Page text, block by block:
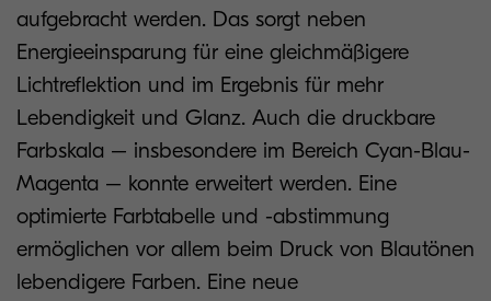
aufgebracht werden. Das sorgt neben
Energieeinsparung für eine gleichmäßigere
Lichtreflektion und im Ergebnis für mehr
Lebendigkeit und Glanz. Auch die druckbare
Farbskala – insbesondere im Bereich Cyan-Blau-
Magenta – konnte erweitert werden. Eine
optimierte Farbtabelle und -abstimmung
ermöglichen vor allem beim Druck von Blautönen
lebendigere Farben. Eine neue